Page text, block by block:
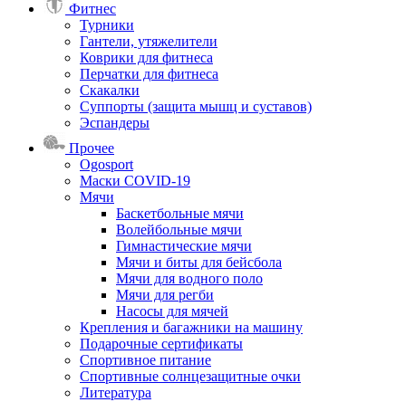
Фитнес
Турники
Гантели, утяжелители
Коврики для фитнеса
Перчатки для фитнеса
Скакалки
Суппорты (защита мышц и суставов)
Эспандеры
Прочее
Ogosport
Маски COVID-19
Мячи
Баскетбольные мячи
Волейбольные мячи
Гимнастические мячи
Мячи и биты для бейсбола
Мячи для водного поло
Мячи для регби
Насосы для мячей
Крепления и багажники на машину
Подарочные сертификаты
Спортивное питание
Спортивные солнцезащитные очки
Литература